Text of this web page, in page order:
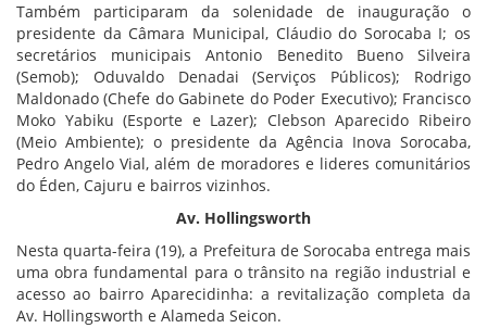
Também participaram da solenidade de inauguração o
presidente da Câmara Municipal, Cláudio do Sorocaba I; os
secretários municipais Antonio Benedito Bueno Silveira
(Semob); Oduvaldo Denadai (Serviços Públicos); Rodrigo
Maldonado (Chefe do Gabinete do Poder Executivo); Francisco
Moko Yabiku (Esporte e Lazer); Clebson Aparecido Ribeiro
(Meio Ambiente); o presidente da Agência Inova Sorocaba,
Pedro Angelo Vial, além de moradores e lideres comunitários
do Éden, Cajuru e bairros vizinhos.
Av. Hollingsworth
Nesta quarta-feira (19), a Prefeitura de Sorocaba entrega mais
uma obra fundamental para o trânsito na região industrial e
acesso ao bairro Aparecidinha: a revitalização completa da
Av. Hollingsworth e Alameda Seicon.